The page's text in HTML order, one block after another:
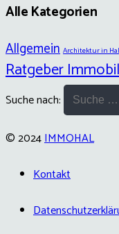
Alle Kategorien
Allgemein Architektur in
Ratgeber
Suche nach:
© 2024IMMOHAL
Kontakt